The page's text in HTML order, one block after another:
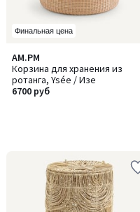
Финальная цена
AM.PM
Корзина для хранения из
ротанга, Ysée / Изе
6700 руб